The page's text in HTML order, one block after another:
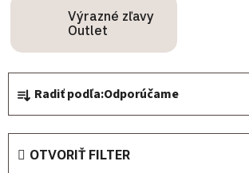
Výrazné zľavy
Outlet
Radiť podľa:Odporúčame
OTVORIŤ FILTER